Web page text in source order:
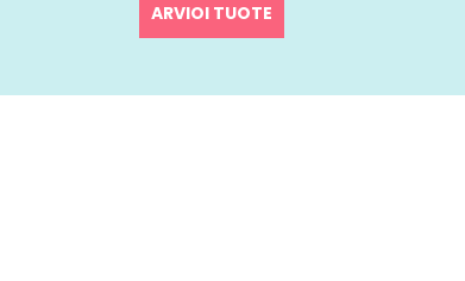
ARVIOI TUOTE